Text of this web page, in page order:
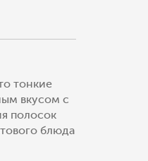
тонкие
вкусом с
полосок
блюда